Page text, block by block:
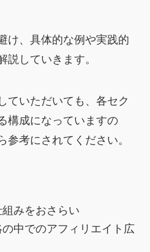
け、具体的な例や実践的
説していきます。
ていただいても、各セク
構成になっていますの
参考にされてください。
みをおさらい
中でのアフィリエイト広